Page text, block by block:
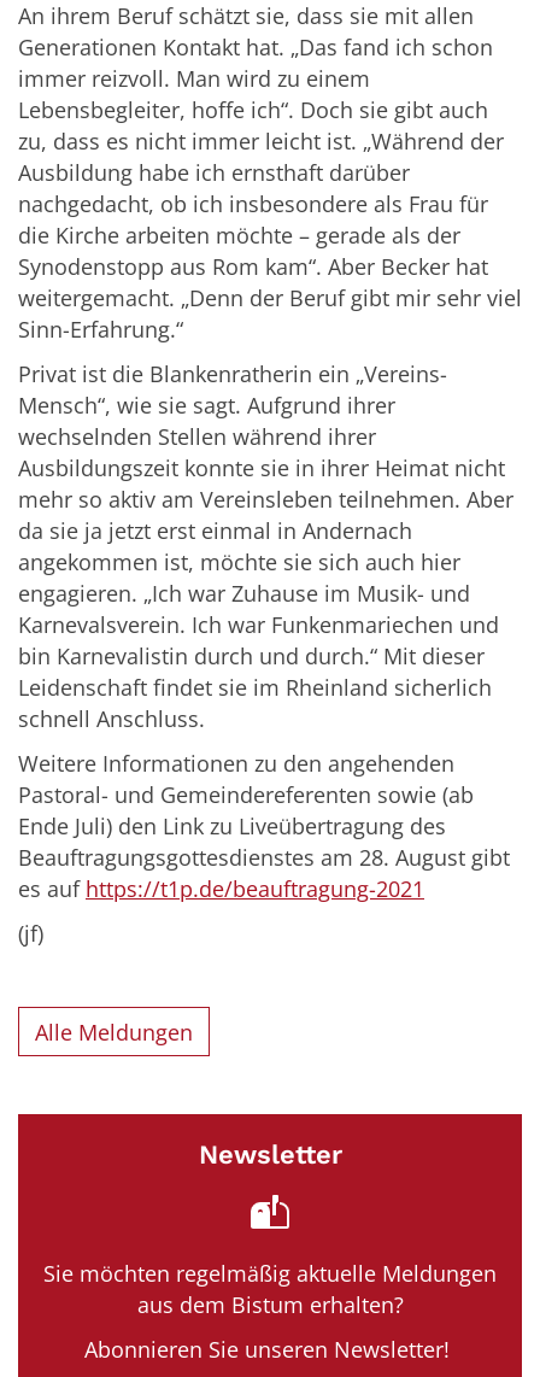
An ihrem Beruf schätzt sie, dass sie mit allen
Generationen Kontakt hat. „Das fand ich schon
immer reizvoll. Man wird zu einem
Lebensbegleiter, hoffe ich“. Doch sie gibt auch
zu, dass es nicht immer leicht ist. „Während der
Ausbildung habe ich ernsthaft darüber
nachgedacht, ob ich insbesondere als Frau für
die Kirche arbeiten möchte – gerade als der
Synodenstopp aus Rom kam“. Aber Becker hat
weitergemacht. „Denn der Beruf gibt mir sehr viel
Sinn-Erfahrung.“
Privat ist die Blankenratherin ein „Vereins-
Mensch“, wie sie sagt. Aufgrund ihrer
wechselnden Stellen während ihrer
Ausbildungszeit konnte sie in ihrer Heimat nicht
mehr so aktiv am Vereinsleben teilnehmen. Aber
da sie ja jetzt erst einmal in Andernach
angekommen ist, möchte sie sich auch hier
engagieren. „Ich war Zuhause im Musik- und
Karnevalsverein. Ich war Funkenmariechen und
bin Karnevalistin durch und durch.“ Mit dieser
Leidenschaft findet sie im Rheinland sicherlich
schnell Anschluss.
Weitere Informationen zu den angehenden
Pastoral- und Gemeindereferenten sowie (ab
Ende Juli) den Link zu Liveübertragung des
Beauftragungsgottesdienstes am 28. August gibt
es auf https://t1p.de/beauftragung-2021
(jf)
Alle Meldungen
Newsletter
Sie möchten regelmäßig aktuelle Meldungen
aus dem Bistum erhalten?
Abonnieren Sie unseren Newsletter!